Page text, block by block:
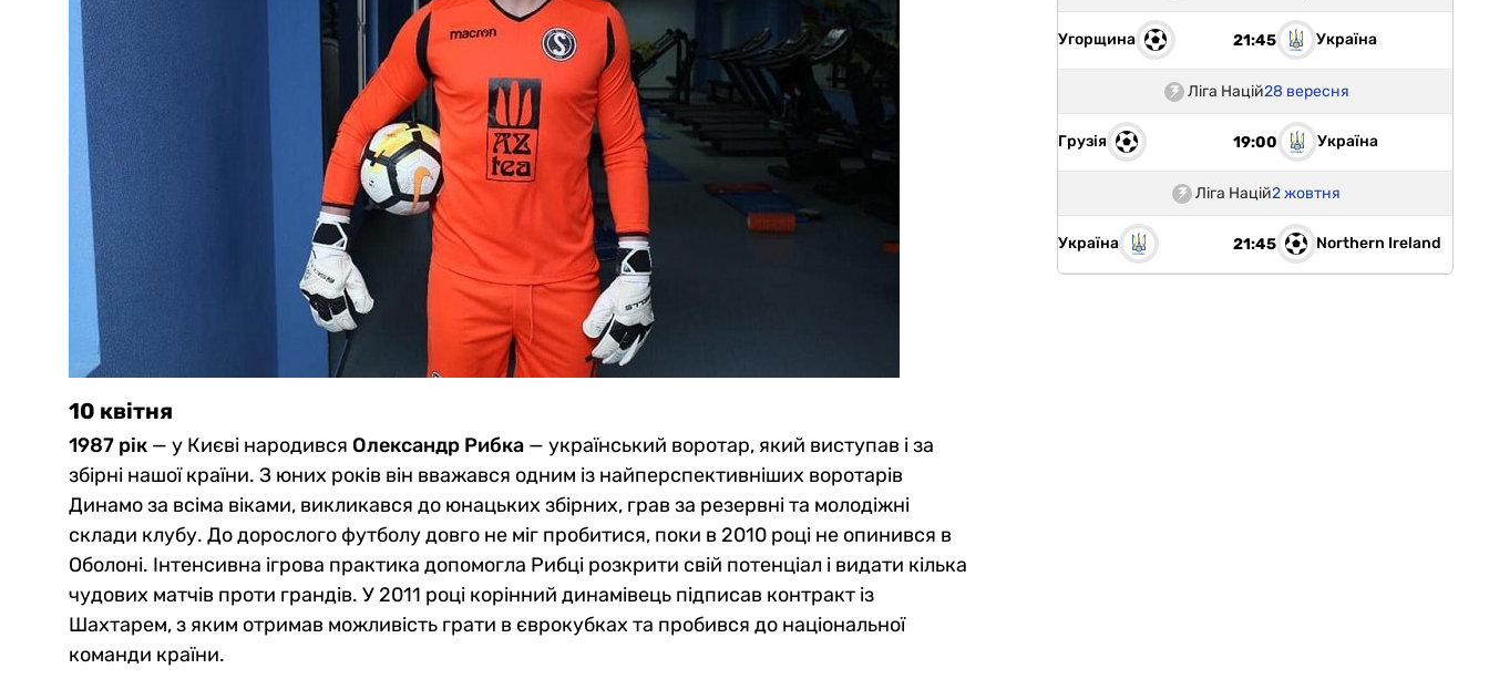
10 квітня
1987 рік — у Києві народився Олександр Рибка — український воротар, який виступав і за
збірні нашої країни. З юних років він вважався одним із найперспективніших воротарів
Динамо за всіма віками, викликався до юнацьких збірних, грав за резервні та молодіжні
склади клубу. До дорослого футболу довго не міг пробитися, поки в 2010 році не опинився в
Оболоні. Інтенсивна ігрова практика допомогла Рибці розкрити свій потенціал і видати кілька
чудових матчів проти грандів. У 2011 році корінний динамівець підписав контракт із
Шахтарем, з яким отримав можливість грати в єврокубках та пробився до національної
команди країни.
Угорщина 21:45 Україна
Ліга Націй28 вересня
Грузія 19:00 Україна
Ліга Націй2 жовтня
Україна 21:45 Northern Ireland